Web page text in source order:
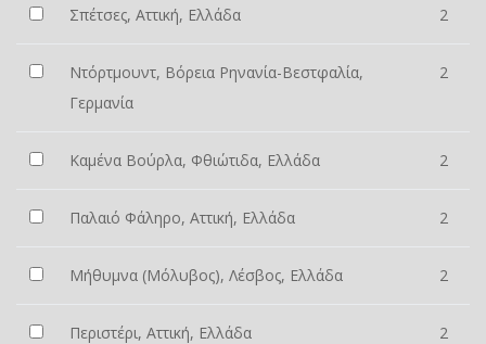
Σπέτσες, Αττική, Ελλάδα 2
Ντόρτμουντ, Βόρεια Ρηνανία-Βεστφαλία,
Γερμανία
2
Καμένα Βούρλα, Φθιώτιδα, Ελλάδα 2
Παλαιό Φάληρο, Αττική, Ελλάδα 2
Μήθυμνα (Μόλυβος), Λέσβος, Ελλάδα 2
Περιστέρι, Αττική, Ελλάδα 2